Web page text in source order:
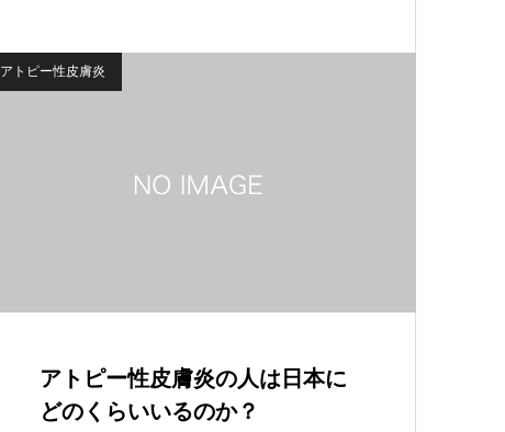
アトピー性皮膚炎
アトピー性皮膚炎の人は日本に
どのくらいいるのか？